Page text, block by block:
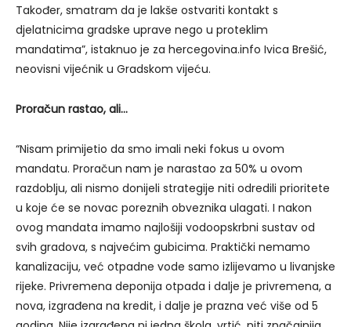
Također, smatram da je lakše ostvariti kontakt s
djelatnicima gradske uprave nego u proteklim
mandatima”, istaknuo je za hercegovina.info Ivica Brešić,
neovisni vijećnik u Gradskom vijeću.
Proračun rastao, ali…
“Nisam primijetio da smo imali neki fokus u ovom
mandatu. Proračun nam je narastao za 50% u ovom
razdoblju, ali nismo donijeli strategije niti odredili prioritete
u koje će se novac poreznih obveznika ulagati. I nakon
ovog mandata imamo najlošiji vodoopskrbni sustav od
svih gradova, s najvećim gubicima. Praktički nemamo
kanalizaciju, već otpadne vode samo izlijevamo u livanjske
rijeke. Privremena deponija otpada i dalje je privremena, a
nova, izgrađena na kredit, i dalje je prazna već više od 5